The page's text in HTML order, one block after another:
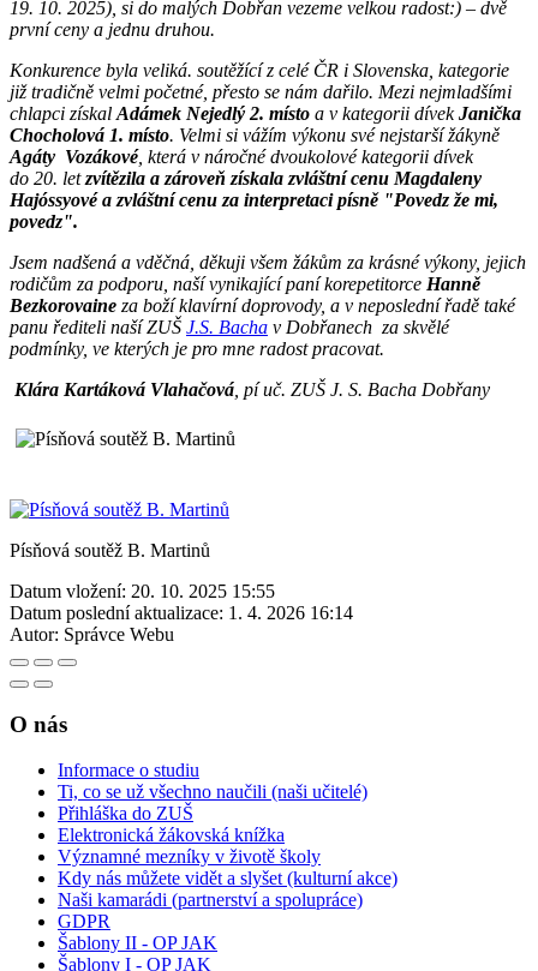
19. 10. 2025), si do malých Dobřan vezeme velkou radost:) – dvě
první ceny a jednu druhou.
Konkurence byla veliká. soutěžící z celé ČR i Slovenska, kategorie
již tradičně velmi početné, přesto se nám dařilo. Mezi nejmladšími
chlapci získal Adámek Nejedlý 2. místo a v kategorii dívekJanička
Chocholová 1. místo. Velmi si vážím výkonu své nejstarší žákyně
Agáty Vozákové, která v náročné dvoukolové kategorii dívek
do 20. letzvítězila a zároveň získala zvláštní cenu Magdaleny
Hajóssyové a zvláštní cenu za interpretaci písně "Povedz že mi,
povedz".
Jsem nadšená a vděčná, děkuji všem žákům za krásné výkony, jejich
rodičům za podporu, naší vynikající paní korepetitorce Hanně
Bezkorovaine za boží klavírní doprovody, a v neposlední řadě také
panu řediteli naší ZUŠ J.S. Bacha v Dobřanech za skvělé
podmínky, ve kterých je pro mne radost pracovat.
Klára Kartáková Vlahačová , pí uč. ZUŠ J. S. Bacha Dobřany
Písňová soutěž B. Martinů
Datum vložení: 20. 10. 2025 15:55
Datum poslední aktualizace: 1. 4. 2026 16:14
Autor: Správce Webu
O nás
Informace o studiu
Ti, co se už všechno naučili (naši učitelé)
Přihláška do ZUŠ
Elektronická žákovská knížka
Významné mezníky v životě školy
Kdy nás můžete vidět a slyšet (kulturní akce)
Naši kamarádi (partnerství a spolupráce)
GDPR
Šablony II - OP JAK
Šablony I - OP JAK